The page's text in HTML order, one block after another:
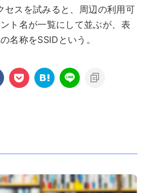
セスを試みると、周辺の利用可
ト名が一覧にして並ぶが、表
名称をSSIDという。